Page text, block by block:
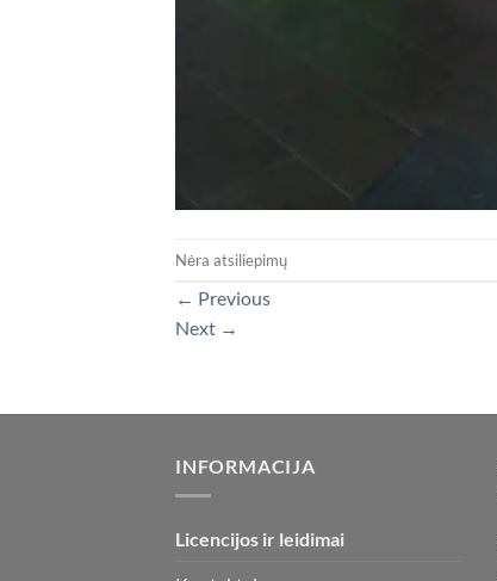
Nėra atsiliepimų
← Previous
Next →
INFORMACIJA
Licencijos ir leidimai